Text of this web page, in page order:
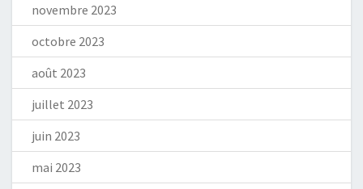
novembre 2023
octobre 2023
août 2023
juillet 2023
juin 2023
mai 2023